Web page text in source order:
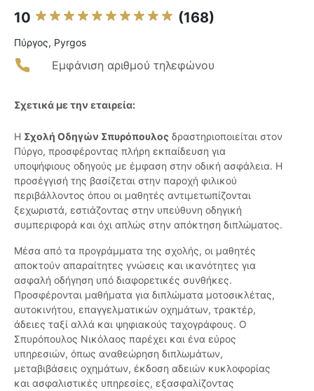
10 (168)
Πύργος, Pyrgos
Εμφάνιση αριθμού τηλεφώνου
Σχετικά με την εταιρεία:
Η Σχολή Οδηγών Σπυρόπουλος δραστηριοποιείται στον
Πύργο, προσφέροντας πλήρη εκπαίδευση για
υποψήφιους οδηγούς με έμφαση στην οδική ασφάλεια. Η
προσέγγισή της βασίζεται στην παροχή φιλικού
περιβάλλοντος όπου οι μαθητές αντιμετωπίζονται
ξεχωριστά, εστιάζοντας στην υπεύθυνη οδηγική
συμπεριφορά και όχι απλώς στην απόκτηση διπλώματος.
Μέσα από τα προγράμματα της σχολής, οι μαθητές
αποκτούν απαραίτητες γνώσεις και ικανότητες για
ασφαλή οδήγηση υπό διαφορετικές συνθήκες.
Προσφέρονται μαθήματα για διπλώματα μοτοσικλέτας,
αυτοκινήτου, επαγγελματικών οχημάτων, τρακτέρ,
άδειες ταξί αλλά και ψηφιακούς ταχογράφους. Ο
Σπυρόπουλος Νικόλαος παρέχει και ένα εύρος
υπηρεσιών, όπως αναθεώρηση διπλωμάτων,
μεταβιβάσεις οχημάτων, έκδοση αδειών κυκλοφορίας
και ασφαλιστικές υπηρεσίες, εξασφαλίζοντας